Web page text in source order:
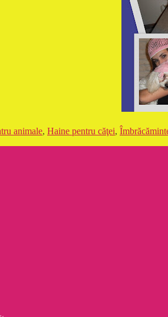
animale, Haine pentru căţei,